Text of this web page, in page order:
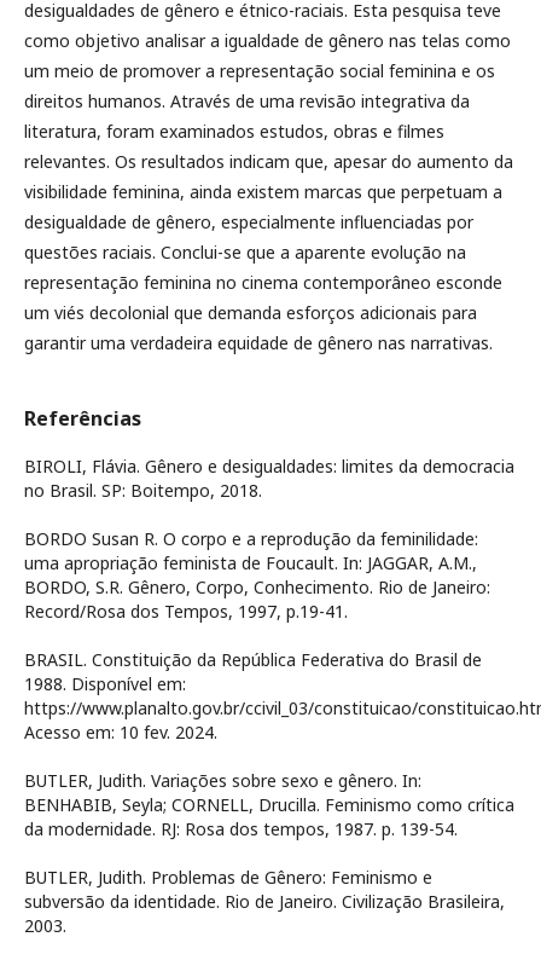
desigualdades de gênero e étnico-raciais. Esta pesquisa teve
como objetivo analisar a igualdade de gênero nas telas como
um meio de promover a representação social feminina e os
direitos humanos. Através de uma revisão integrativa da
literatura, foram examinados estudos, obras e filmes
relevantes. Os resultados indicam que, apesar do aumento da
visibilidade feminina, ainda existem marcas que perpetuam a
desigualdade de gênero, especialmente influenciadas por
questões raciais. Conclui-se que a aparente evolução na
representação feminina no cinema contemporâneo esconde
um viés decolonial que demanda esforços adicionais para
garantir uma verdadeira equidade de gênero nas narrativas.
Referências
BIROLI, Flávia. Gênero e desigualdades: limites da democracia
no Brasil. SP: Boitempo, 2018.
BORDO Susan R. O corpo e a reprodução da feminilidade:
uma apropriação feminista de Foucault. In: JAGGAR, A.M.,
BORDO, S.R. Gênero, Corpo, Conhecimento. Rio de Janeiro:
Record/Rosa dos Tempos, 1997, p.19-41.
BRASIL. Constituição da República Federativa do Brasil de
1988. Disponível em:
https://www.planalto.gov.br/ccivil_03/constituicao/
Acesso em: 10 fev. 2024.
BUTLER, Judith. Variações sobre sexo e gênero. In:
BENHABIB, Seyla; CORNELL, Drucilla. Feminismo como crítica
da modernidade. RJ: Rosa dos tempos, 1987. p. 139-54.
BUTLER, Judith. Problemas de Gênero: Feminismo e
subversão da identidade. Rio de Janeiro. Civilização Brasileira,
2003.